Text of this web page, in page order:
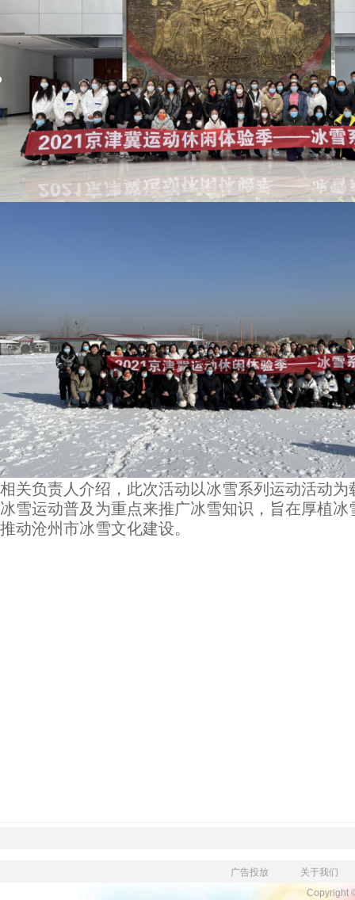
相关负责人介绍，此次活动以冰雪系列运动活动为
冰雪运动普及为重点来推广冰雪知识，旨在厚植
推动沧州市冰雪文化建设。
广告投放
关于我们
Copyright